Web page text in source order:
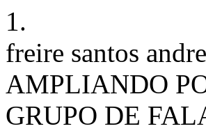
1.
freire santos
AMPLIANDO
GRUPO DE